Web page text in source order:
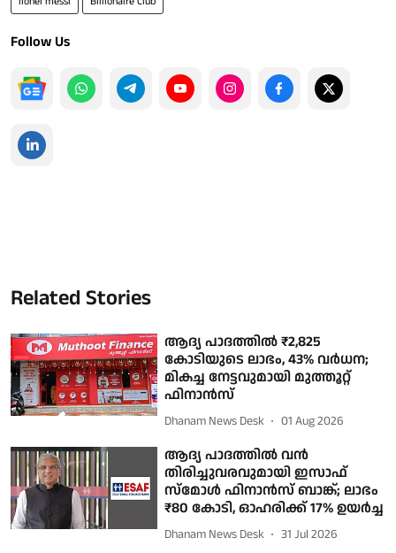
Follow Us
Related Stories
ആദ്യ പാദത്തില്‍ ₹2,825
കോടിയുടെ ലാഭം, 43% വര്‍ധന;
മികച്ച നേട്ടവുമായി മുത്തൂറ്റ്
ഫിനാന്‍സ്
Dhanam News Desk 01 Aug 2026
ആദ്യ പാദത്തില്‍ വന്‍
തിരിച്ചുവരവുമായി ഇസാഫ്
സ്‌മോള്‍ ഫിനാന്‍സ് ബാങ്ക്; ലാഭം
₹80 കോടി, ഓഹരിക്ക് 17% ഉയര്‍ച്ച
Dhanam News Desk 31 Jul 2026